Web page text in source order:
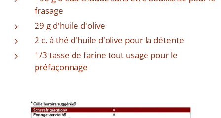
frasage
29 g d'huile d'olive
2 c. à thé d'huile d'olive pour la détente
1/3 tasse de farine tout usage pour le
préfaçonnage